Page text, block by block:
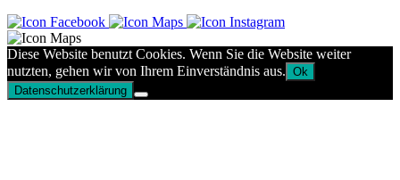
Diese Website benutzt Cookies. Wenn Sie die Website weiter
nutzten, gehen wir von Ihrem Einverständnis aus. Ok
Datenschutzerklärung